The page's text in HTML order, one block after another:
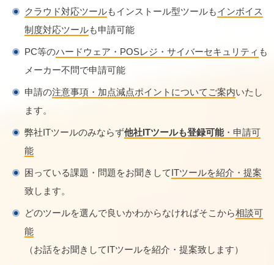
クラウド対応ツールもインストール型ツールもインボイス
制度対応ツールも申請可能
PC等のハードウェア・POSレジ・サイバーセキュリティ も
メーカー不問で申請可能
申請の注意事項・加点減点ポイントについてご案内いたし
ます。
弊社ITツールのみならず他社ITツールも登録可能・申請可
能
困っている課題・問題をお聞きしてITツールを紹介・提案
致します。
どのツールを選んで良いかわからなければそこから相談可
能
（お話をお聞きしてITツールを紹介・提案致します）